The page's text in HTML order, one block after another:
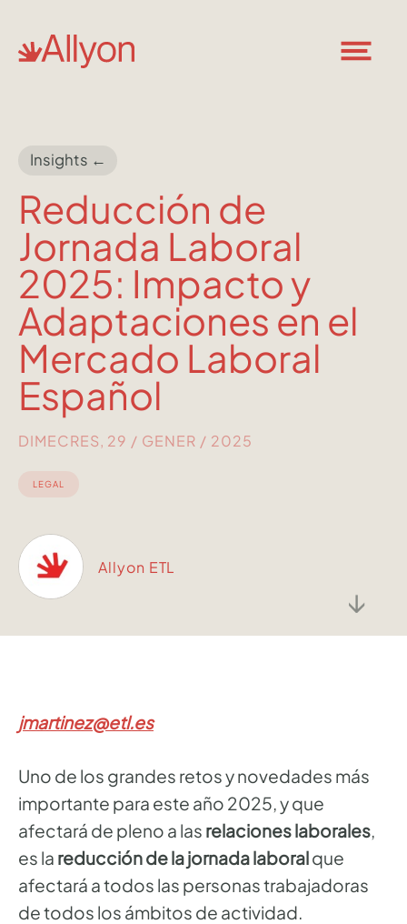
↓
Insights ←
Reducción de
Jornada Laboral
2025: Impacto y
Adaptaciones en el
Mercado Laboral
Español
DIMECRES, 29 / GENER / 2025
LEGAL
Allyon ETL
jmartinez@etl.es
Uno de los grandes retos y novedades más
importante para este año 2025, y que
afectará de pleno a las relaciones laborales,
es la reducción de la jornada laboralque
afectará a todos las personas trabajadoras
de todos los ámbitos de actividad.